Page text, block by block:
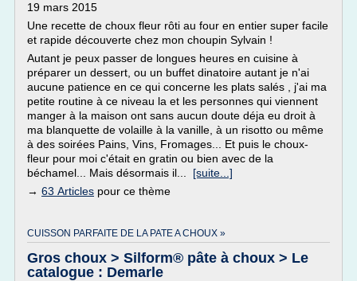
19 mars 2015
Une recette de choux fleur rôti au four en entier super facile
et rapide découverte chez mon choupin Sylvain !
Autant je peux passer de longues heures en cuisine à
préparer un dessert, ou un buffet dinatoire autant je n'ai
aucune patience en ce qui concerne les plats salés , j'ai ma
petite routine à ce niveau la et les personnes qui viennent
manger à la maison ont sans aucun doute déja eu droit à
ma blanquette de volaille à la vanille, à un risotto ou même
à des soirées Pains, Vins, Fromages... Et puis le choux-
fleur pour moi c'était en gratin ou bien avec de la
béchamel... Mais désormais il... [suite...]
→ 63 Articles pour ce thème
CUISSON PARFAITE DE LA PATE A CHOUX »
Gros choux > Silform® pâte à choux > Le
catalogue : Demarle